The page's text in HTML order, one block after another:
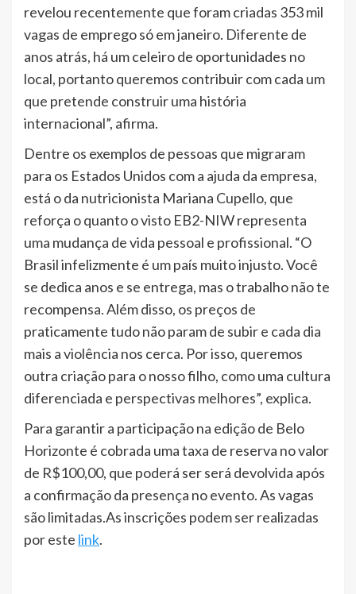
revelou recentemente que foram criadas 353 mil
vagas de emprego só em janeiro. Diferente de
anos atrás, há um celeiro de oportunidades no
local, portanto queremos contribuir com cada um
que pretende construir uma história
internacional”, afirma.
Dentre os exemplos de pessoas que migraram
para os Estados Unidos com a ajuda da empresa,
está o da nutricionista Mariana Cupello, que
reforça o quanto o visto EB2-NIW representa
uma mudança de vida pessoal e profissional. “O
Brasil infelizmente é um país muito injusto. Você
se dedica anos e se entrega, mas o trabalho não te
recompensa. Além disso, os preços de
praticamente tudo não param de subir e cada dia
mais a violência nos cerca. Por isso, queremos
outra criação para o nosso filho, como uma cultura
diferenciada e perspectivas melhores”, explica.
Para garantir a participação na edição de Belo
Horizonte é cobrada uma taxa de reserva no valor
de R$100,00, que poderá ser será devolvida após
a confirmação da presença no evento. As vagas
são limitadas.Asinscrições podem ser realizadas
por este link.